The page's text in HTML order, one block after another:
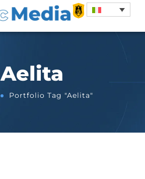
Aelita
Portfolio Tag "Aelita"